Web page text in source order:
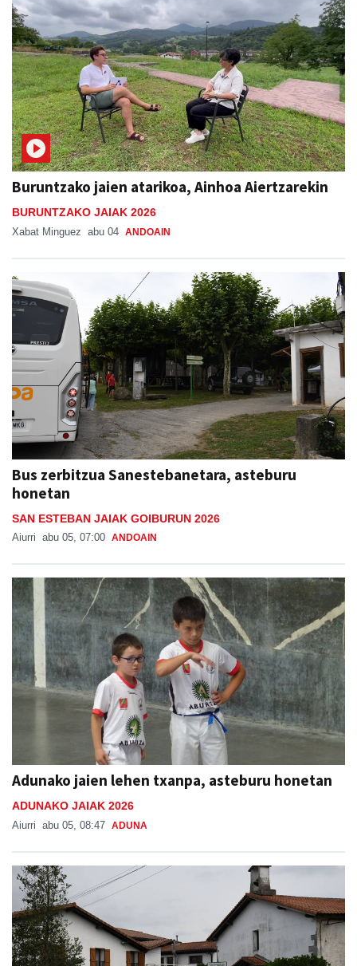
Buruntzako jaien atarikoa, Ainhoa Aiertzarekin
BURUNTZAKO JAIAK 2026
Xabat Minguez abu 04 ANDOAIN
Bus zerbitzua Sanestebanetara, asteburu
honetan
SAN ESTEBAN JAIAK GOIBURUN 2026
Aiurri abu 05, 07:00 ANDOAIN
Adunako jaien lehen txanpa, asteburu honetan
ADUNAKO JAIAK 2026
Aiurri abu 05, 08:47 ADUNA